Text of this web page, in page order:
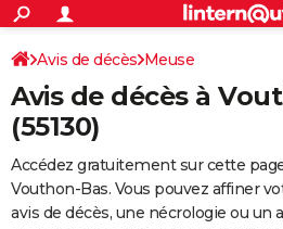
ACTUALITÉS
Politique
Société
Faits Divers
Education
Monde
Villes
+
SPORT
Coupe du monde 2026
Football
Tennis
Cyclisme
Rugby
Forum
FINANCE
Retraite
Impôts
Epargne
Immobilier
Risques naturels par ville
Banque
Assurance
Crédit
Avis de décès Meuse
Avis de décès à
(55130)
Accédez gratuitement sur cette
Vouthon-Bas. Vous pouvez affiner
avis de décès, une nécrologie ou un